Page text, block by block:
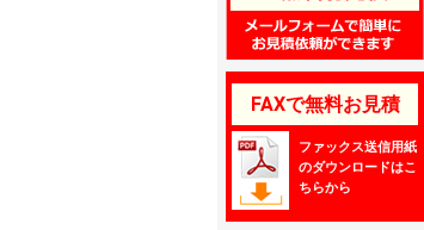
FAXで無料お見積
ファックス送信用紙
のダウンロードはこ
ちらから